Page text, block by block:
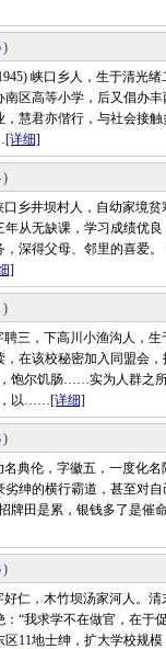
)
峡口乡人，生于清光绪
区高等小学，后又倡办
慧君亦偕行，与社会接
[详细]
)
乡井坝村人，自幼家境贫
从无缺课，学习成绩优
深得父母、邻里的喜爱
]
)
三，下高川小渔沟人，生
，在该校秘密加入同盟会
饱尔饥肠……实为人群之
，以……[详细]
)
典伦，字徽五，一度化名
绅的横行霸道，甚至对
牌田是累，银钱多了是催
)
仁，木竹坝汤家河人。清
“我求学不在做官，在于
11地士绅，扩大学校规